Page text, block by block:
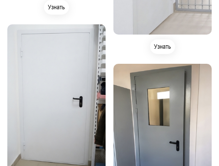
Узнать
Узнать